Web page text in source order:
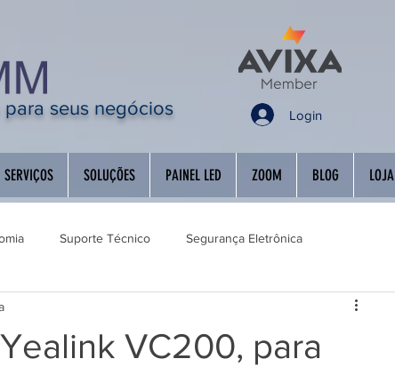
seus negócios Login
SERVIÇOS SOLUÇÕES PAINEL LED ZOOM BLOG LOJA
Suporte Técnico Segurança Eletrônica
VC200, para